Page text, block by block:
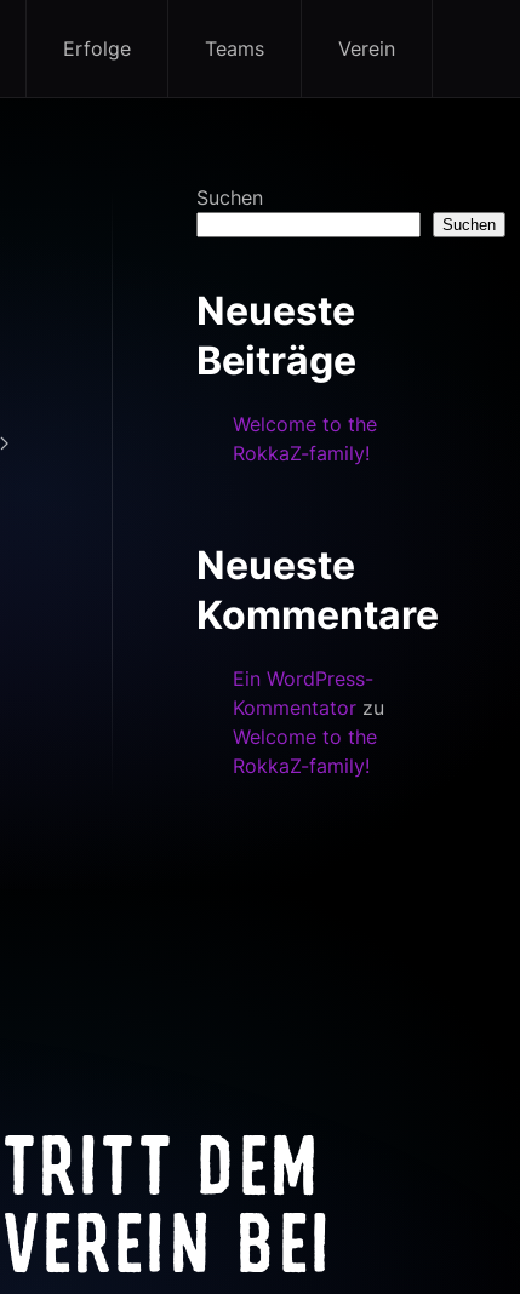
Erfolge Teams Verein
Suchen
Suchen
Neueste
Beiträge
Welcome to the
RokkaZ-family!
Neueste
Kommentare
Ein WordPress-
Kommentator zu
Welcome to the
RokkaZ-family!
TRITT DEM
VEREIN BEI